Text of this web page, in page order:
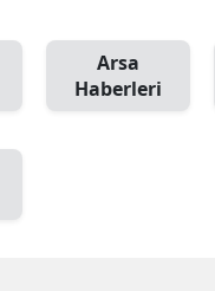
Arsa
Haberleri